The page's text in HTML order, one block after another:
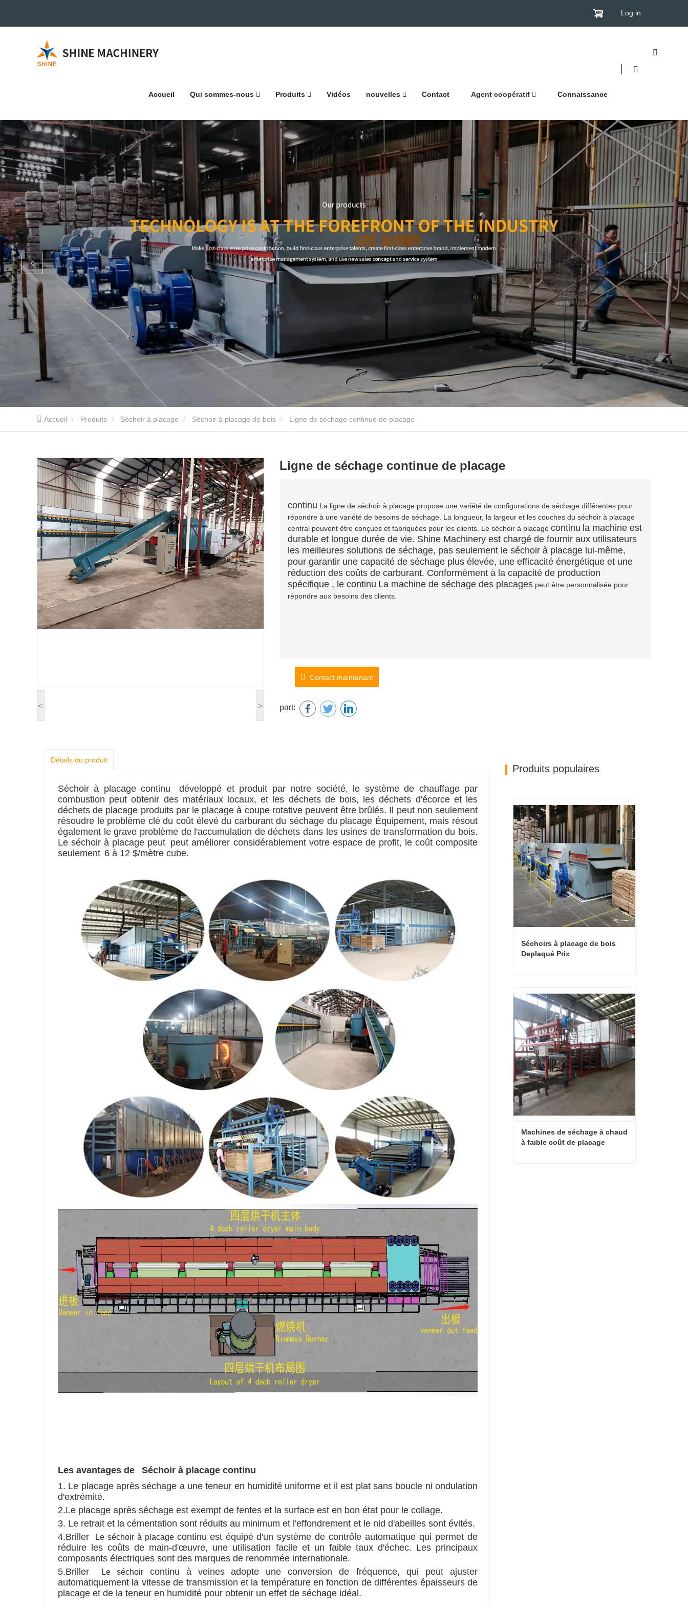
Log in
Accueil Qui sommes-nous Produits Vidéos nouvelles Contact Agent coopératif Connaissance
Accueil Produits Séchoir à placage Séchoir à placage de bois Ligne de séchage continue de placage
< >
Ligne de séchage continue de placage
continu La ligne de séchoir à placage propose une variété de configurations de séchage différentes pour
répondre à une variété de besoins de séchage. La longueur, la largeur et les couches du séchoir à placage
central peuvent être conçues et fabriquées pour les clients. Le séchoir à placage continu la machine est
durable et longue durée de vie. Shine Machinery est chargé de fournir aux utilisateurs
les meilleures solutions de séchage, pas seulement le séchoir à placage lui-même,
pour garantir une capacité de séchage plus élevée, une efficacité énergétique et une
réduction des coûts de carburant. Conformément à la capacité de production
spécifique , le continu La machine de séchage des placages peut être personnalisée pour
répondre aux besoins des clients.
Contact maintenant
part:
Détails du produit
Séchoir à placage continu
développé et produit par notre société, le système de chauffage par
combustion peut obtenir des matériaux locaux, et les déchets de bois, les déchets d'écorce et les
déchets de placage produits par le placage à coupe rotative peuvent être brûlés. Il peut non seulement
résoudre le problème clé du coût élevé du carburant du séchage du placage Équipement, mais résout
également le grave problème de l'accumulation de déchets dans les usines de transformation du bois.
Le séchoir à placage peut peut améliorer considérablement votre espace de profit, le coût composite
seulement 6 à 12 $/mètre cube.
Les avantages de
Séchoir à placage continu
1. Le placage après séchage a une teneur en humidité uniforme et il est plat sans boucle ni ondulation
d'extrémité.
2.Le placage après séchage est exempt de fentes et la surface est en bon état pour le collage.
3. Le retrait et la cémentation sont réduits au minimum et l'effondrement et le nid d'abeilles sont évités.
4.Briller Le séchoir à placage continu est équipé d'un système de contrôle automatique qui permet de
réduire les coûts de main-d'œuvre, une utilisation facile et un faible taux d'échec. Les principaux
composants électriques sont des marques de renommée internationale.
5.Briller Le séchoir continu à veines
adopte une conversion de fréquence, qui peut ajuster
automatiquement la vitesse de transmission et la température en fonction de différentes épaisseurs de
placage et de la teneur en humidité pour obtenir un effet de séchage idéal.
Produits populaires
Séchoirs à placage de bois
Deplaqué Prix
Contact maintenant
Machines de séchage à chaud
à faible coût de placage